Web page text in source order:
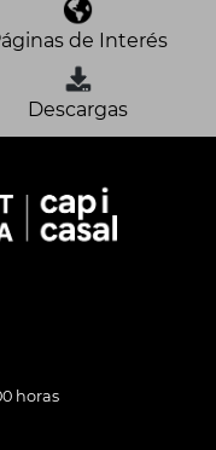
de Interés
Descargas
horas